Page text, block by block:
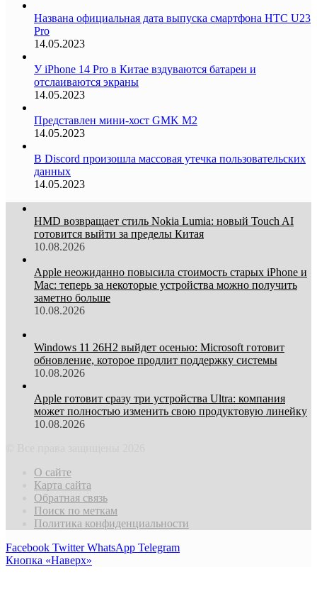
Названа официальная дата выпуска смартфона HTC U23
Pro
14.05.2023
У iPhone 14 Pro в Китае вздуваются батареи и
отслаиваются экраны
14.05.2023
Представлен мини-хост GMK M2
14.05.2023
В Discord произошла массовая утечка пользовательских
данных
14.05.2023
HMD возвращает стиль Nokia Lumia: новый Touch AI
готовится выйти за пределы Китая
10.08.2026
Apple неожиданно повысила стоимость старых iPhone и
Mac: теперь за некоторые устройства можно получить
заметно больше
10.08.2026
Windows 11 26H2 выйдет осенью: Microsoft готовит
обновление, которое продлит поддержку системы
10.08.2026
Apple готовит сразу три устройства Ultra: компания
может полностью изменить свою продуктовую линейку
10.08.2026
О сайте
Карта сайта
Обратная связь
Поиск по меткам
Политика конфиденциальности
Facebook Twitter WhatsApp Telegram
Кнопка «Наверх»